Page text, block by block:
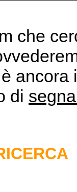
che
di